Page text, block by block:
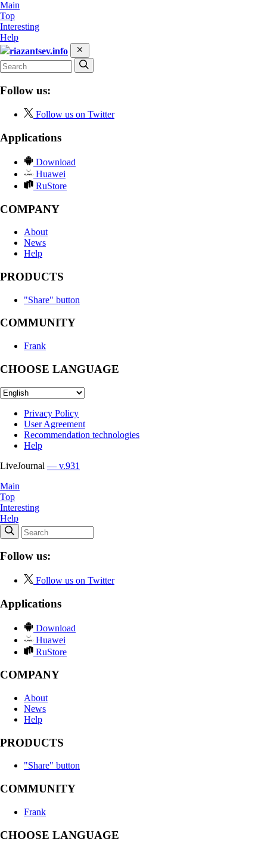
Main
Top
Interesting
Help
riazantsev.info
Follow us:
Follow us on Twitter
Applications
Download
Huawei
RuStore
COMPANY
About
News
Help
PRODUCTS
"Share" button
COMMUNITY
Frank
CHOOSE LANGUAGE
Privacy Policy
User Agreement
Recommendation technologies
Help
LiveJournal — v.931
Main
Top
Interesting
Help
Follow us:
Follow us on Twitter
Applications
Download
Huawei
RuStore
COMPANY
About
News
Help
PRODUCTS
"Share" button
COMMUNITY
Frank
CHOOSE LANGUAGE